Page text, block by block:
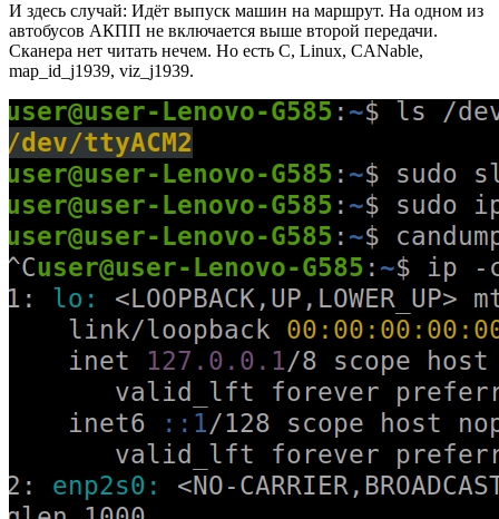
И здесь случай: Идёт выпуск машин на маршрут. На одном из
автобусов АКПП не включается выше второй передачи.
Сканера нет читать нечем. Но есть C, Linux, CANable,
map_id_j1939, viz_j1939.